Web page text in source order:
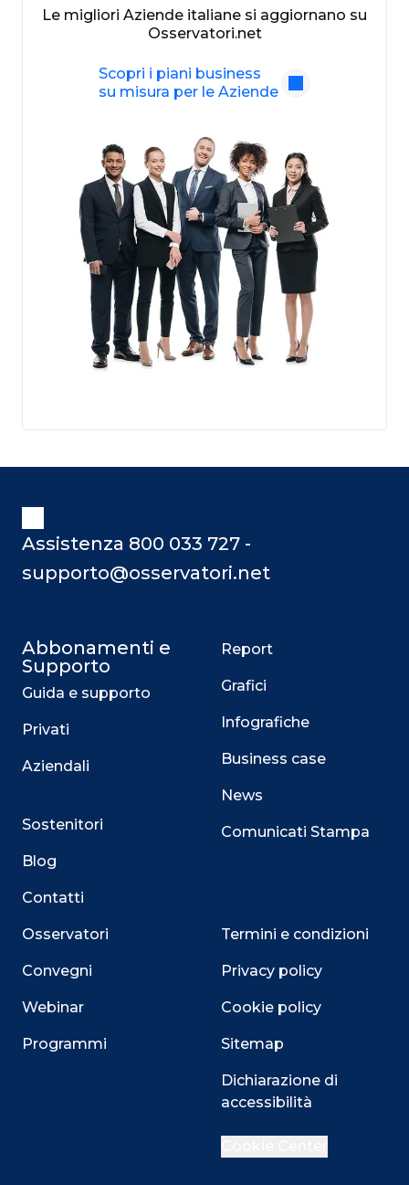
Le migliori Aziende italiane si aggiornano su
Osservatori.net
Scopri i piani business
su misura per le Aziende
Assistenza 800 033 727 -
supporto@osservatori.net
Abbonamenti e
Supporto
Guida e supporto
Privati
Aziendali
Sostenitori
Blog
Contatti
Osservatori
Convegni
Webinar
Programmi
Report
Grafici
Infografiche
Business case
News
Comunicati Stampa
Termini e condizioni
Privacy policy
Cookie policy
Sitemap
Dichiarazione di
accessibilità